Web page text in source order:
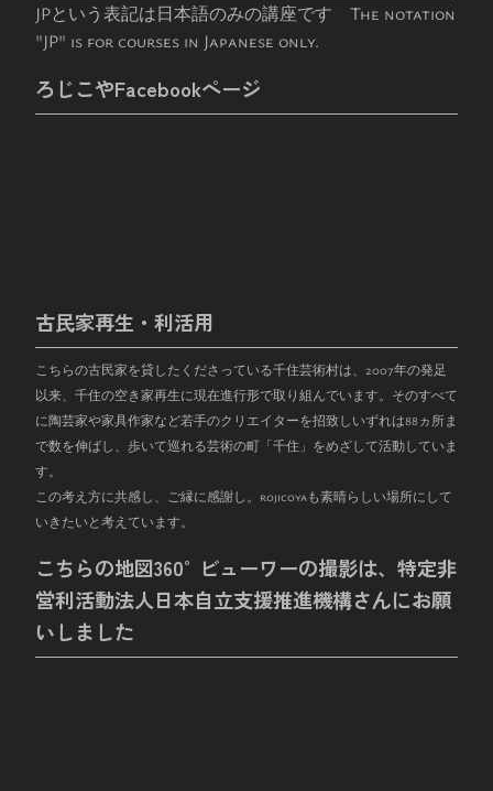
JPという表記は日本語のみの講座です The notation
"JP" is for courses in Japanese only.
ろじこやFacebookページ
古民家再生・利活用
こちらの古民家を貸したくださっている千住芸術村は、 2007年の発足
以来、千住の空き家再生に現在進行形で取り組んでいます。そのすべて
に陶芸家や家具作家など若手のクリエイターを招致しいずれは88ヵ所ま
で数を伸ばし、歩いて巡れる芸術の町「千住」をめざして活動していま
す。
この考え方に共感し、ご縁に感謝し。rojicoyaも素晴らしい場所にして
いきたいと考えています。
こちらの地図360°ビューワーの撮影は、特定非
営利活動法人日本自立支援推進機構さんにお願
いしました